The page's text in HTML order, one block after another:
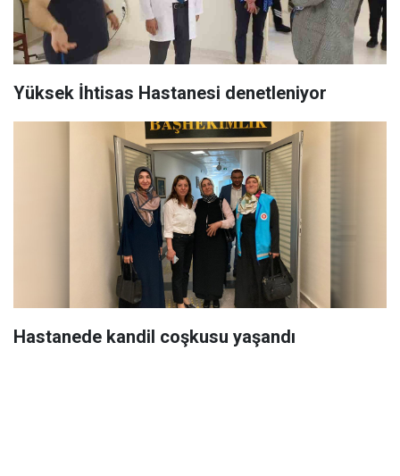
Yüksek İhtisas Hastanesi denetleniyor
Hastanede kandil coşkusu yaşandı